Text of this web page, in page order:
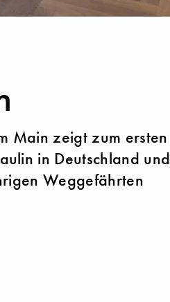
Main zeigt zum ersten
in Deutschland und
Weggefährten